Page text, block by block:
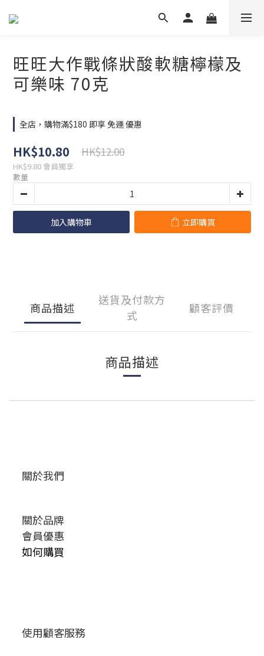
旺旺大作戰條狀酸軟糖檸檬及
可樂味 70克
全店，購物滿$180 即享 免運 優惠
HK$10.80 HK$12.00
HK$9.80 會員獨享
數量
加入購物車 立即購買
商品描述
送貨及付款方
式
顧客評價
商品描述
關於我們
關於品牌
會員優惠
如何購買
使用顧客服務